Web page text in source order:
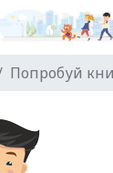
Попробуй